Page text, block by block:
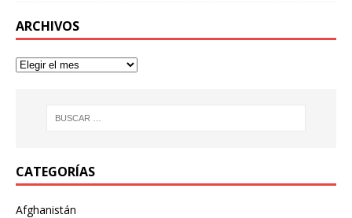
ARCHIVOS
CATEGORÍAS
Afghanistán